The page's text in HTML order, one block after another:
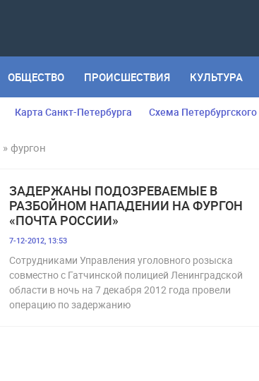
ОБЩЕСТВО ПРОИСШЕСТВИЯ КУЛЬТУРА
Карта Санкт-Петербурга Схема
» фургон
ЗАДЕРЖАНЫ ПОДОЗРЕВАЕМЫЕ В
РАЗБОЙНОМ НАПАДЕНИИ НА ФУРГОН
«ПОЧТА РОССИИ»
7-12-2012, 13:53
Сотрудниками Управления уголовного розыска
совместно с Гатчинской полицией Ленинградской
области в ночь на 7 декабря 2012 года провели
операцию по задержанию